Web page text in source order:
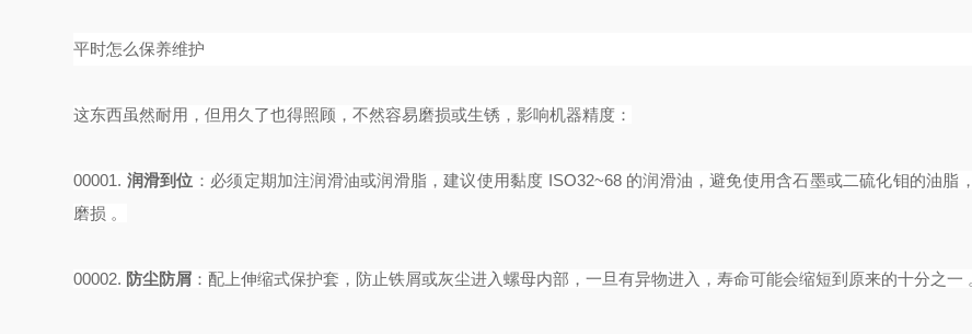
平时怎么保养维护
这东西虽然耐用，但用久了也得照顾，不然容易磨损或生锈，影响机器精度：
00001. 润滑到位 ：必须定期加注润滑油或润滑脂，建议使用黏度 ISO32~68 的润滑油，避免使用含石墨或二硫化钼的油脂
磨损 。
00002. 防尘防屑 ：配上伸缩式保护套，防止铁屑或灰尘进入螺母内部，一旦有异物进入，寿命可能会缩短到原来的十分之一